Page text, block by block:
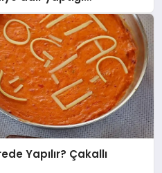
Yapılır? Çakallı